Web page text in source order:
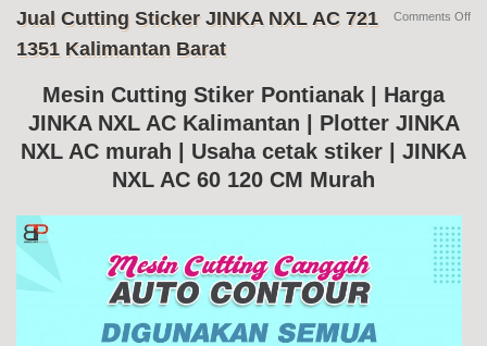
Jual Cutting Sticker JINKA NXL AC 721
1351 Kalimantan Barat
Mesin Cutting Stiker Pontianak | Harga
JINKA NXL AC Kalimantan | Plotter JINKA
NXL AC murah | Usaha cetak stiker | JINKA
NXL AC 60 120 CM Murah
Comments Offon